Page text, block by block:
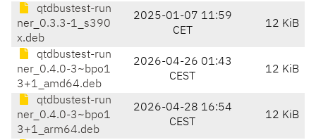
qtdbustest-run
ner_0.3.3-1_s390
x.deb
2025-01-07 11:59
CET
12 KiB
qtdbustest-run
ner_0.4.0-3~bpo1
3+1_amd64.deb
2026-04-26 01:43
CEST
12 KiB
qtdbustest-run
ner_0.4.0-3~bpo1
3+1_arm64.deb
2026-04-28 16:54
CEST
12 KiB